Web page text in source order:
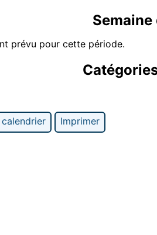
Semaine
prévu pour cette période.
Imprimer